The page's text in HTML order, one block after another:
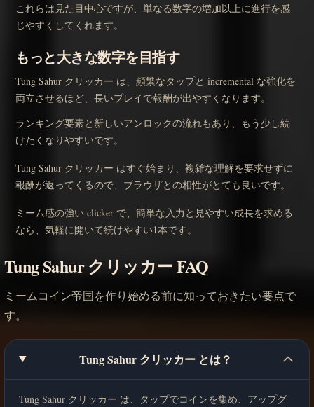
これらは見た目中心ですが、単なる数字の増加以上に進行を感
じやすくしてくれます。
もっと大きな数字を目指す
Tung Sahur クリッカー は、頻繁なタップと incremental な強化を
両立させるほど、長いプレイで報酬が出やすくなります。
ランキング要素と新しいアンロックの流れもあり、もう少し続
けたくなりやすいです。
Tung Sahur クリッカー はすぐ始まり、複雑な理解を要求せずに
報酬が返ってくるので、ブラウザとの相性がとても良いです。
ミーム感の強い clicker で、簡単な入力と見やすい成長を求める
なら、気軽に開いて続けやすい1本です。
Tung Sahur クリッカー FAQ
ミームコイン帝国を作り始める前に知っておきたい要点で
す。
Tung Sahur クリッカー とは？
Tung Sahur クリッカー は、タップでコインを集め、アップグ